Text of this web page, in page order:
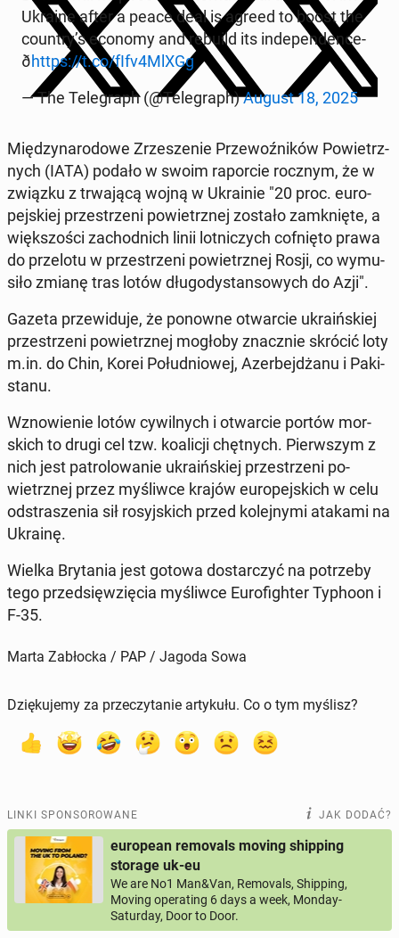
Ukraine after a peace deal is agreed to boost the
country’s economy and rebuild its in­de­pen­den­ce­
ðhttps://t.co/fIfv4MlXGg
— The Te­le­graph (@Te­le­graph)August 18, 2025
Mię­dzy­na­ro­do­we Zrze­sze­nie Prze­woź­ni­ków Po­wietrz­
nych (IATA) podało w swoim ra­por­cie rocznym, że w
związku z trwa­ją­cą wojną w Ukra­inie "20 proc. eu­ro­
pej­skiej prze­strze­ni po­wietrz­nej zostało za­mknię­te, a
więk­szo­ści za­chod­nich linii lot­ni­czych cof­nię­to prawa
do prze­lo­tu w prze­strze­ni po­wietrz­nej Rosji, co wy­mu­
si­ło zmianę tras lotów dłu­go­dy­stan­so­wych do Azji".
Gazeta prze­wi­du­je, że ponowne otwar­cie ukra­iń­skiej
prze­strze­ni po­wietrz­nej mogłoby znacz­nie skrócić loty
m.in. do Chin, Korei Po­łu­dnio­wej, Azer­bej­dża­nu i Pa­ki­
sta­nu.
Wzno­wie­nie lotów cy­wil­nych i otwar­cie portów mor­
skich to drugi cel tzw. ko­ali­cji chęt­nych. Pierw­szym z
nich jest pa­tro­lo­wa­nie ukra­iń­skiej prze­strze­ni po­
wietrz­nej przez my­śliw­ce krajów eu­ro­pej­skich w celu
od­stra­sze­nia sił ro­syj­skich przed ko­lej­ny­mi atakami na
Ukrainę.
Wielka Bry­ta­nia jest gotowa do­star­czyć na po­trze­by
tego przed­się­wzię­cia my­śliw­ce Eu­ro­fi­gh­ter Typhoon i
F-35.
Marta Zabłocka / PAP / Jagoda Sowa
Dziękujemy za przeczytanie artykułu. Co o tym myślisz?
LINKI SPONSOROWANE JAK DODAĆ?
european removals moving shipping
storage uk-eu
We are No1 Man&Van, Removals, Shipping,
Moving operating 6 days a week, Monday-
Saturday, Door to Door.